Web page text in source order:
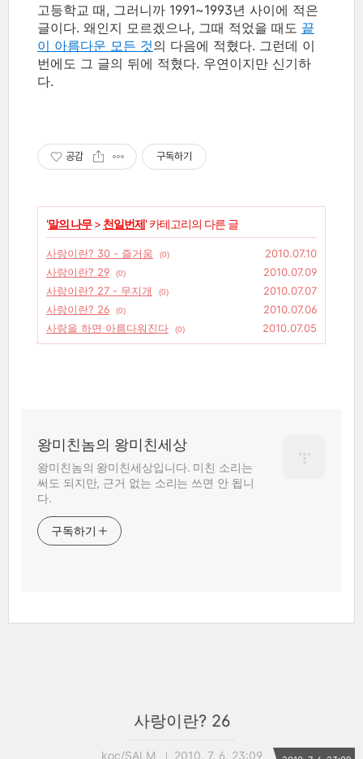
고등학교 때, 그러니까 1991~1993년 사이에 적은
글이다. 왜인지 모르겠으나, 그때 적었을 때도 끝
이 아름다운 모든 것의 다음에 적혔다. 그런데 이
번에도 그 글의 뒤에 적혔다. 우연이지만 신기하
다.
공감 구독하기
'말의 나무> 천일번제' 카테고리의 다른 글
사랑이란? 30 - 즐거움 (0)
2010.07.10
사랑이란? 29
(0)
2010.07.09
사랑이란? 27 - 무지개
(0)
2010.07.07
사랑이란? 26
(0)
2010.07.06
사랑을 하면 아름다워진다
(0) 2010.07.05
왕미친놈의 왕미친세상
왕미친놈의 왕미친세상입니다. 미친 소리는
써도 되지만, 근거 없는 소리는 쓰면 안 됩니
다.
구독하기
사랑이란? 26
koc/SALM 2010. 7. 6. 23:09